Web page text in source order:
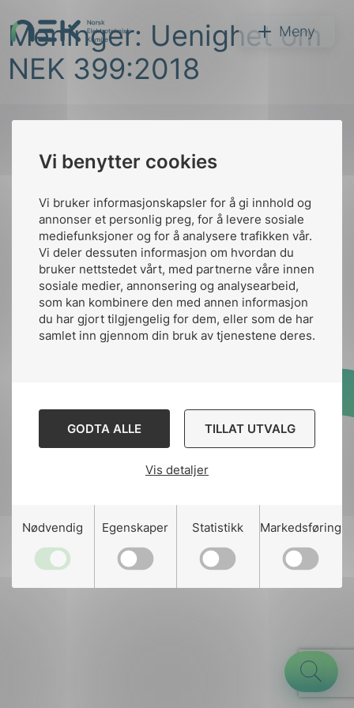
Vi benytter cookies
Vi bruker informasjonskapsler for å gi innhold og
annonser et personlig preg, for å levere sosiale
mediefunksjoner og for å analysere trafikken vår.
Vi deler dessuten informasjon om hvordan du
bruker nettstedet vårt, med partnerne våre innen
sosiale medier, annonsering og analysearbeid,
som kan kombinere den med annen informasjon
du har gjort tilgjengelig for dem, eller som de har
samlet inn gjennom din bruk av tjenestene deres.
GODTA ALLE TILLAT UTVALG
Vis detaljer
Nødvendig Egenskaper Statistikk Markedsføring
til
innhold
NEK Meny
Søk
Meninger: Uenighet om
NEK 399:2018
Kontakt oss
Ansatte
nek@nek.no
Kontakt
Bruk av Cookies
Designed and developed
Stem Agency
toppen